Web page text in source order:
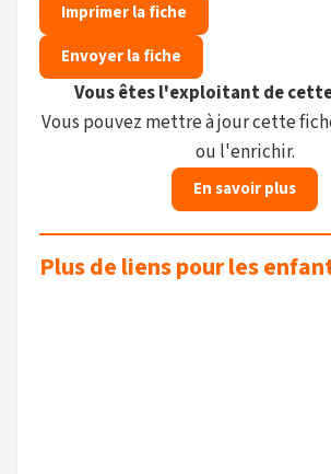
Imprimer la fiche
Envoyer la fiche
Vous êtes l'exploitant de
Vous pouvez mettre à jour cette
ou l'enrichir.
En savoir plus
Plus de liens pour les